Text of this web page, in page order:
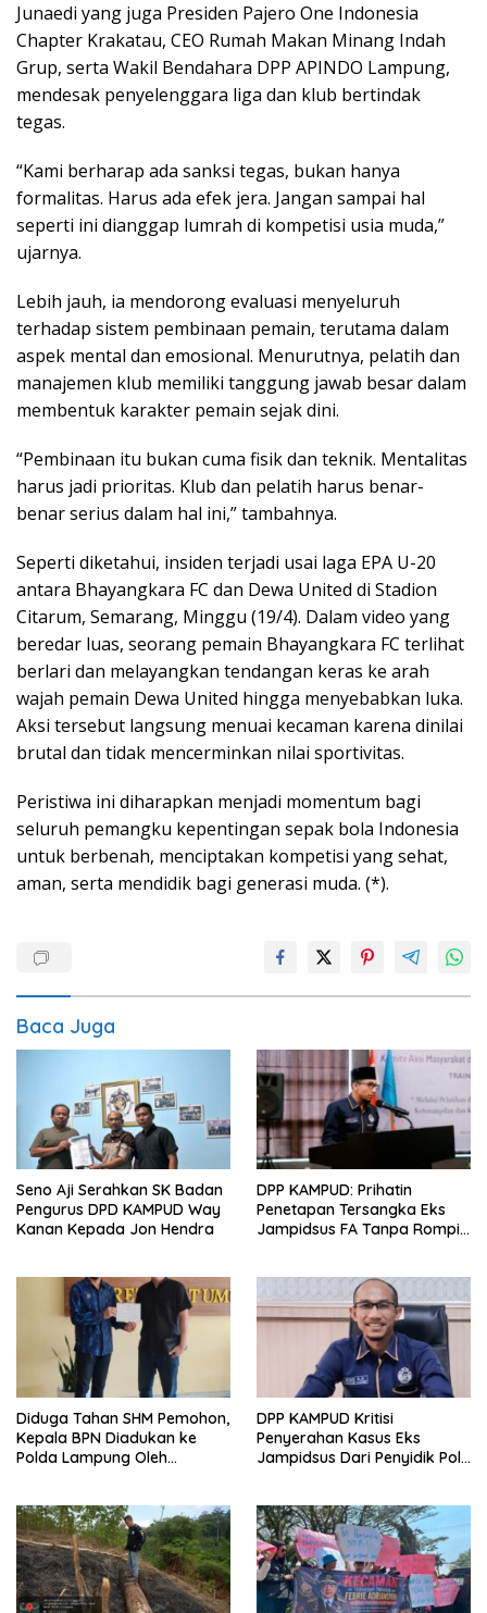
Junaedi yang juga Presiden Pajero One Indonesia
Chapter Krakatau, CEO Rumah Makan Minang Indah
Grup, serta Wakil Bendahara DPP APINDO Lampung,
mendesak penyelenggara liga dan klub bertindak
tegas.
“Kami berharap ada sanksi tegas, bukan hanya
formalitas. Harus ada efek jera. Jangan sampai hal
seperti ini dianggap lumrah di kompetisi usia muda,”
ujarnya.
Lebih jauh, ia mendorong evaluasi menyeluruh
terhadap sistem pembinaan pemain, terutama dalam
aspek mental dan emosional. Menurutnya, pelatih dan
manajemen klub memiliki tanggung jawab besar dalam
membentuk karakter pemain sejak dini.
“Pembinaan itu bukan cuma fisik dan teknik. Mentalitas
harus jadi prioritas. Klub dan pelatih harus benar-
benar serius dalam hal ini,” tambahnya.
Seperti diketahui, insiden terjadi usai laga EPA U-20
antara Bhayangkara FC dan Dewa United di Stadion
Citarum, Semarang, Minggu (19/4). Dalam video yang
beredar luas, seorang pemain Bhayangkara FC terlihat
berlari dan melayangkan tendangan keras ke arah
wajah pemain Dewa United hingga menyebabkan luka.
Aksi tersebut langsung menuai kecaman karena dinilai
brutal dan tidak mencerminkan nilai sportivitas.
Peristiwa ini diharapkan menjadi momentum bagi
seluruh pemangku kepentingan sepak bola Indonesia
untuk berbenah, menciptakan kompetisi yang sehat,
aman, serta mendidik bagi generasi muda. (*).
Baca Juga
Seno Aji Serahkan SK Badan
Pengurus DPD KAMPUD Way
Kanan Kepada Jon Hendra
DPP KAMPUD: Prihatin
Penetapan Tersangka Eks
Jampidsus FA Tanpa Rompi
Diduga Tahan SHM Pemohon,
Kepala BPN Diadukan ke
Polda Lampung Oleh
DPP KAMPUD Kritisi
Penyerahan Kasus Eks
Jampidsus Dari Penyidik Polri